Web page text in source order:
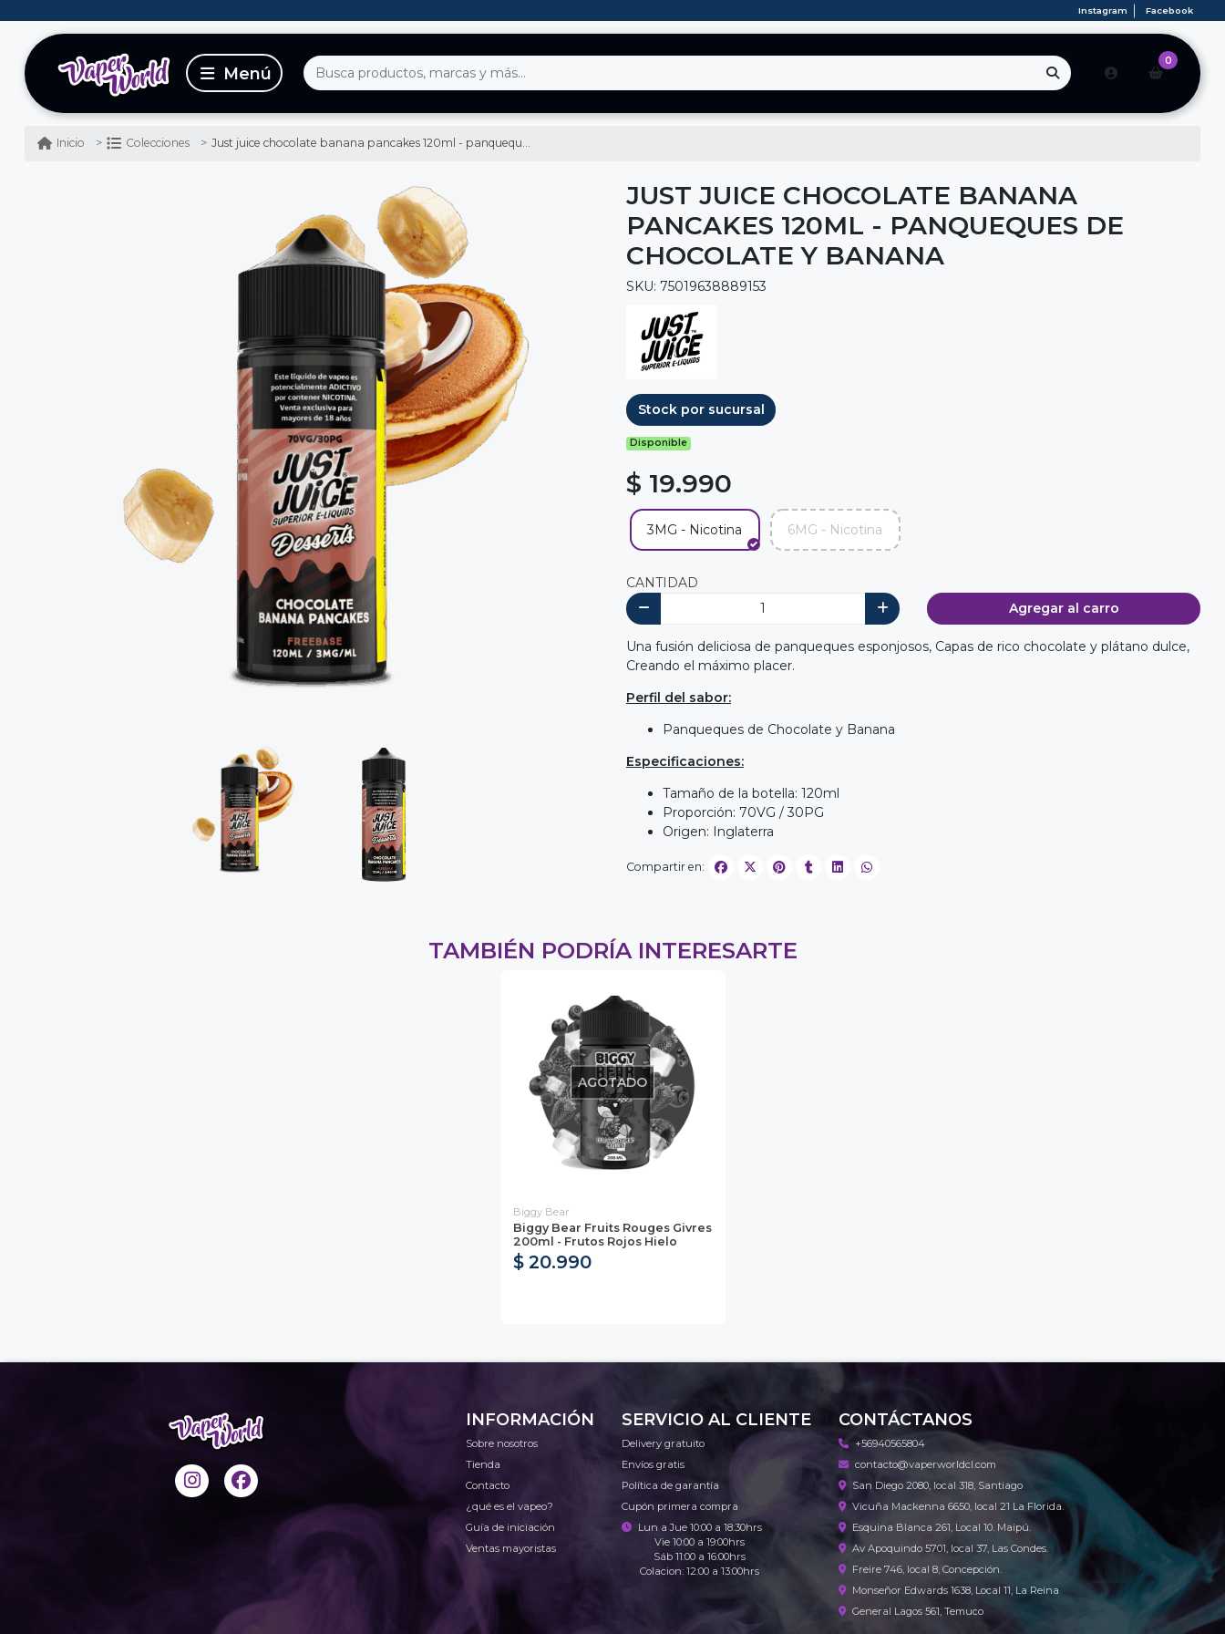
Instagram Facebook
0
Inicio Colecciones Just juice chocolate banana pancakes 120ml - panqueques de chocolate y banana
JUST JUICE CHOCOLATE BANANA
PANCAKES 120ML - PANQUEQUES DE
CHOCOLATE Y BANANA
SKU: 75019638889153
Stock por sucursal
Disponible
$ 19.990
3MG - Nicotina 6MG - Nicotina
CANTIDAD
Agregar al carro
Una fusión deliciosa de panqueques esponjosos, Capas de rico chocolate y plátano dulce,
Creando el máximo placer.
Perfil del sabor:
Panqueques de Chocolate y Banana
Especificaciones:
Tamaño de la botella: 120ml
Proporción: 70VG / 30PG
Origen: Inglaterra
Compartir en:
TAMBIÉN PODRÍA INTERESARTE
AGOTADO
Biggy Bear
Biggy Bear Fruits Rouges Givres
200ml - Frutos Rojos Hielo
$ 20.990
INFORMACIÓN
Sobre nosotros
Tienda
Contacto
¿qué es el vapeo?
Guía de iniciación
Ventas mayoristas
SERVICIO AL CLIENTE
Delivery gratuito
Envíos gratis
Política de garantía
Cupón primera compra
Lun a Jue 10:00 a 18:30hrs
Vie 10:00 a 19:00hrs
Sáb 11:00 a 16:00hrs
Colacion: 12:00 a 13:00hrs
CONTÁCTANOS
+56940565804
contacto@vaperworldcl.com
San Diego 2080, local 318, Santiago
Vicuña Mackenna 6650, local 21 La Florida.
Esquina Blanca 261, Local 10. Maipú.
Av Apoquindo 5701, local 37, Las Condes.
Freire 746, local 8, Concepción.
Monseñor Edwards 1638, Local 11, La Reina
General Lagos 561, Temuco